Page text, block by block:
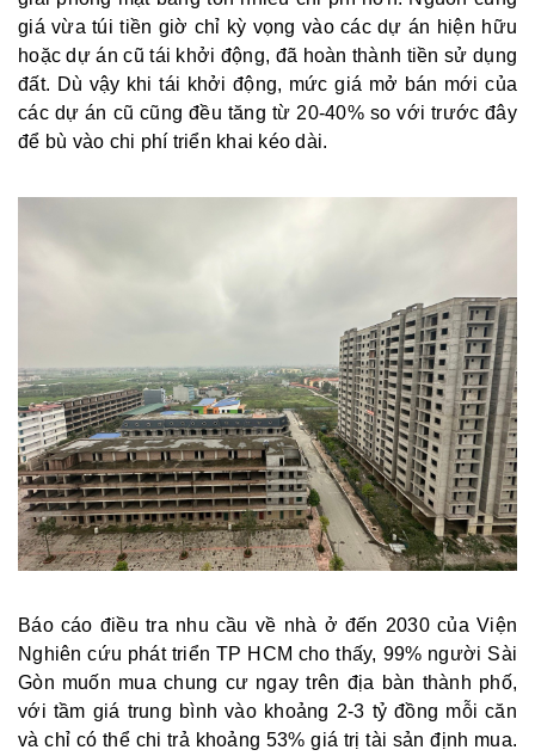
giá vừa túi tiền giờ chỉ kỳ vọng vào các dự án hiện hữu
hoặc dự án cũ tái khởi động, đã hoàn thành tiền sử dụng
đất. Dù vậy khi tái khởi động, mức giá mở bán mới của
các dự án cũ cũng đều tăng từ 20-40% so với trước đây
để bù vào chi phí triển khai kéo dài.
Báo cáo điều tra nhu cầu về nhà ở đến 2030 của Viện
Nghiên cứu phát triển TP HCM cho thấy, 99% người Sài
Gòn muốn mua chung cư ngay trên địa bàn thành phố,
với tầm giá trung bình vào khoảng 2-3 tỷ đồng mỗi căn
và chỉ có thể chi trả khoảng 53% giá trị tài sản định mua.